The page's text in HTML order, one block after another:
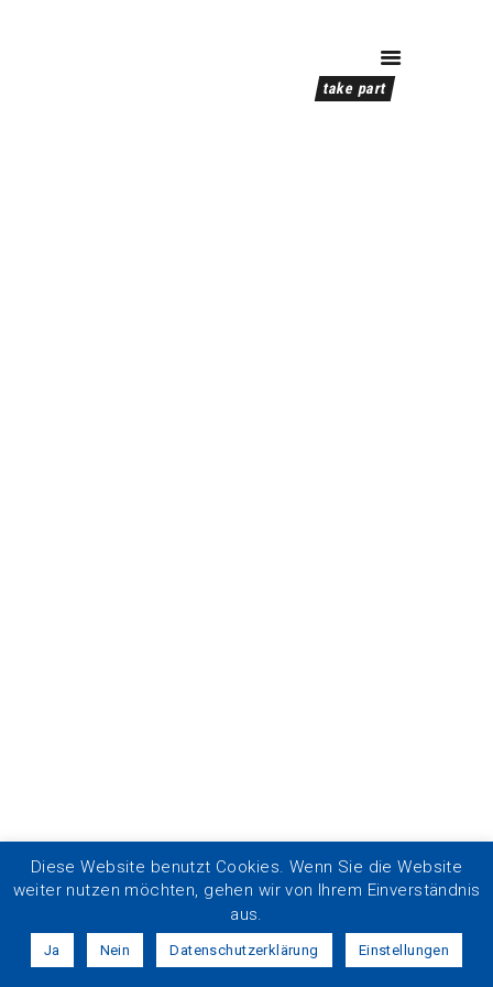
take part
Diese Website benutzt Cookies. Wenn Sie die Website
weiter nutzen möchten, gehen wir von Ihrem Einverständnis
aus.
Ja Nein Datenschutzerklärung Einstellungen